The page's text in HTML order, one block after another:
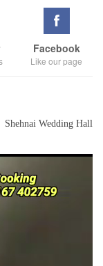
Facebook
Like our page
Shehnai Wedding Hall